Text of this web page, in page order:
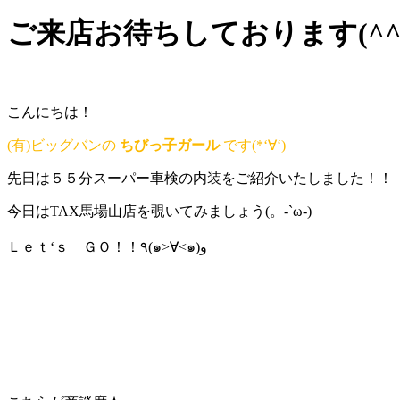
ご来店お待ちしております
こんにちは！
(有)ビッグバンの ちびっ子ガールです(*‘∀‘)
先日は５５分スーパー車検の内装をご紹介いたしました！！
今日はTAX馬場山店を覗いてみましょう(。-`ω-)
Ｌｅｔ‘ｓ ＧＯ！！٩(๑>∀<๑)و